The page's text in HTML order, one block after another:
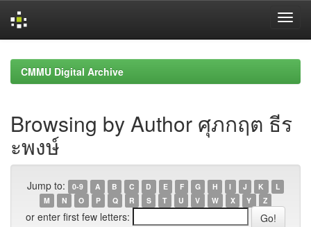
navigationCMMU Digital Archive
Browsing by Author ศุภกฤต ธีร
ะพงษ์
Jump to: 0-9 A B C D E F G H I J K
L
M
N O P Q R S T U V W X Y Z
or enter first few letters: